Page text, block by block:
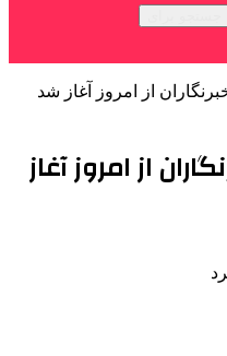
از امروز آغاز شد
از امروز آغاز